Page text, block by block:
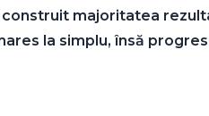
majoritatea
la simplu, însă